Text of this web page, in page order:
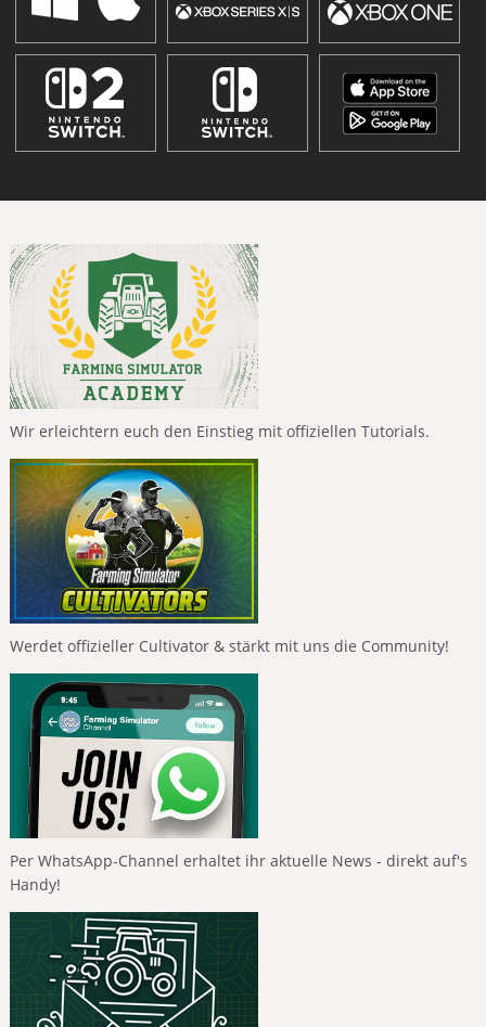
Wir erleichtern euch den Einstieg mit offiziellen Tutorials.
Werdet offizieller Cultivator & stärkt mit uns die Community!
Per WhatsApp-Channel erhaltet ihr aktuelle News - direkt auf's
Handy!